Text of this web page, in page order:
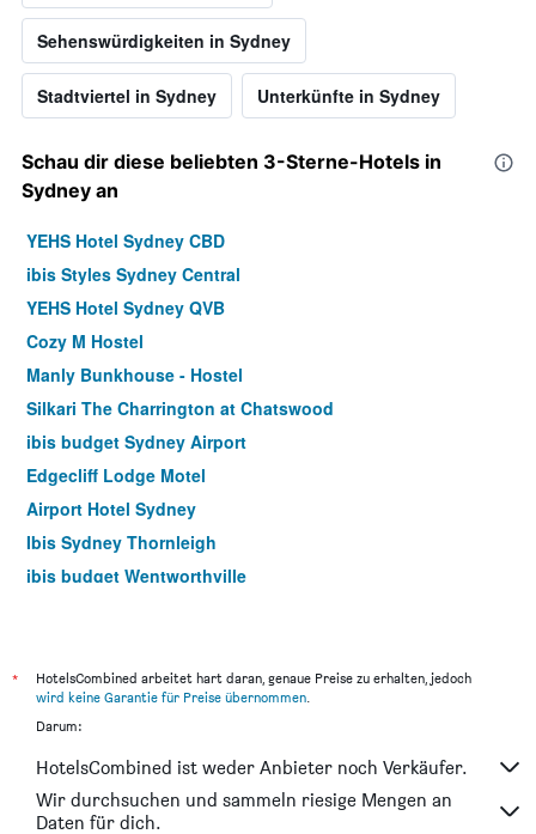
Sehenswürdigkeiten in Sydney
Stadtviertel in Sydney Unterkünfte in Sydney
Schau dir diese beliebten 3-Sterne-Hotels in
Sydney an
YEHS Hotel Sydney CBD
ibis Styles Sydney Central
YEHS Hotel Sydney QVB
Cozy M Hostel
Manly Bunkhouse - Hostel
Silkari The Charrington at Chatswood
ibis budget Sydney Airport
Edgecliff Lodge Motel
Airport Hotel Sydney
Ibis Sydney Thornleigh
ibis budget Wentworthville
Yha Sydney Central
Park Regis City Centre
The Russell Boutique Hotel
Mariners Court Hotel Sydney
*
HotelsCombined arbeitet hart daran, genaue Preise zu erhalten, jedoch
wird keine Garantie für Preise übernommen.
Darum:
HotelsCombined ist weder Anbieter noch Verkäufer.
Wir durchsuchen und sammeln riesige Mengen an
Daten für dich.